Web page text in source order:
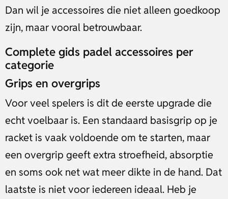
Dan wil je accessoires die niet alleen goedkoop
zijn, maar vooral betrouwbaar.
Complete gids padel accessoires per
categorie
Grips en overgrips
Voor veel spelers is dit de eerste upgrade die
echt voelbaar is. Een standaard basisgrip op je
racket is vaak voldoende om te starten, maar
een overgrip geeft extra stroefheid, absorptie
en soms ook net wat meer dikte in de hand. Dat
laatste is niet voor iedereen ideaal. Heb je